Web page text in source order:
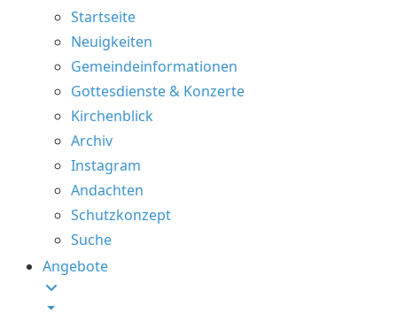
Startseite
Neuigkeiten
Gemeindeinformationen
Gottesdienste & Konzerte
Kirchenblick
Archiv
Instagram
Andachten
Schutzkonzept
Suche
Angebote